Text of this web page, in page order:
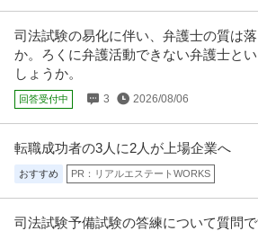
ン！ワークライフバランスも叶う「転勤な
アトム法律税務グループ
業務委託 未経験OK 学歴不問 教育充実
年収1,080万円
★本求人は司法試験合格者を対象としています★
弁護士 ／ 「弁護士／青山」若手の成長か
迎！一般民事・家事・企業法務・渉外案件
桝實法律事務所
正社員 未経験OK スキルアップ リモートワーク
司法試験の易化に伴い、弁護士の質は
か。ろくに弁護活動できない弁護士と
しょうか。
回答受付中 3 2026/08/06
転職成功者の3人に2人が上場企業へ
おすすめ PR：リアルエステートWORKS
司法試験予備試験の答練について質問